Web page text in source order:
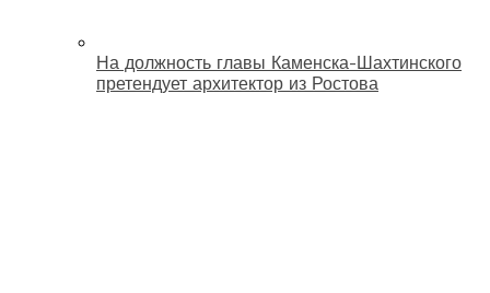
На должность главы Каменска-Шахтинского
претендует архитектор из Ростова